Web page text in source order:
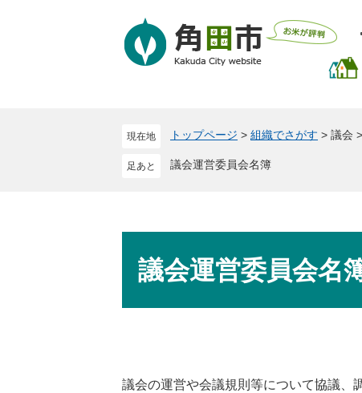
現在地 トップページ > 組織でさがす > 議会 >
議会運営委員会名簿
議会運営委員会名
議会の運営や会議規則等について協議、